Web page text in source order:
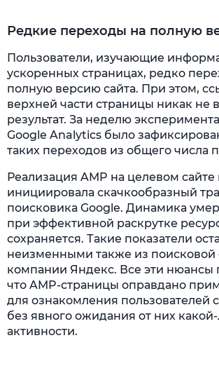
Редкие переходы на полную
Пользователи, изучающие
ускоренных страницах, редко
полную версию сайта. При этом,
верхней части страницы никак не
результат. За неделю
Google Analytics было
таких переходов из общего числа
Реализация AMP на целевом сайте
инициировала скачкообразный
поисковика Google. Динамика
при эффективной раскрутке
сохраняется. Такие показатели
неизменными также из поисковой
компании Яндекс. Все эти нюансы
что AMP-страницы оправдано
для ознакомления пользователей
без явного ожидания от них
активности.